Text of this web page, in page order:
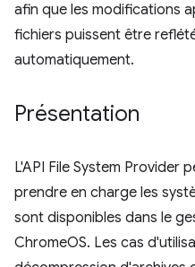
afin que les modifications
fichiers puissent être
automatiquement.
Présentation
L'API File System Provider
prendre en charge les
sont disponibles dans le
ChromeOS. Les cas